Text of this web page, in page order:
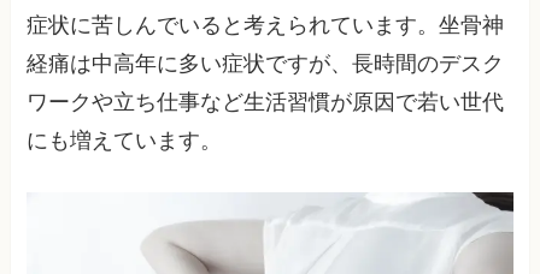
症状に苦しんでいると考えられています。坐骨神
経痛は中高年に多い症状ですが、長時間のデスク
ワークや立ち仕事など生活習慣が原因で若い世代
にも増えています。